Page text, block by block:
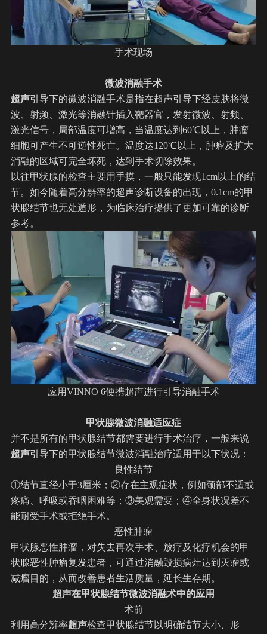
手术现场
微波消融手术
超声引导下的微波消融手术是指在超声引导下经皮肤将微
波、射频、激光等消融针插入靶器官，发射微波、射频、
激光信号，局部温度可增高，当温度达到60℃以上，肿瘤
细胞可产生不可逆性死亡。温度达120℃以上，肿瘤及扩大
消融的区域可完全坏死，达到手术切除效果。
以往甲状腺的检查主要用手摸，一般只能发现1cm以上的结
节。如今随着高分辨率的超声诊断设备的出现，0.1cm的甲
状腺结节也无处遁形，为临床治疗提供了更加可靠的诊断
参考。
应用VINNO 6便携超声进行引导消融手术
甲状腺微波消融适应症
并不是所有的甲状腺结节都需要进行手术治疗，一般来说
超声引导下的甲状腺结节微波消融治疗适用于以下状况：
良性结节
①结节直径小于3厘米；②存在主观症状，例如颈部不适或
疼痛、呼吸或吞咽困难等；③美观需要；④全身状况差不
能耐受手术或拒绝手术。
恶性肿瘤
甲状腺恶性肿瘤，对失去再次手术、放疗及化疗机会的甲
状腺恶性肿瘤复发患者，可通过消融毁损病灶达到灭瘤或
减瘤目的，从而改善患者生活质量，延长生存期。
超声在甲状腺结节微波消融术中的应用
术前
利用高分辨率超声检查甲状腺结节以明确结节大小、形